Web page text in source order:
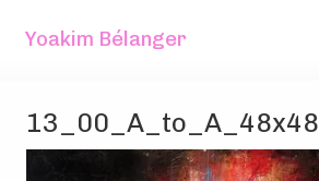
Yoakim Bélanger
13_00_A_to_A_48x48